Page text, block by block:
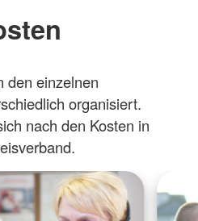
den einzelnen
organisiert.
nach den Kosten in